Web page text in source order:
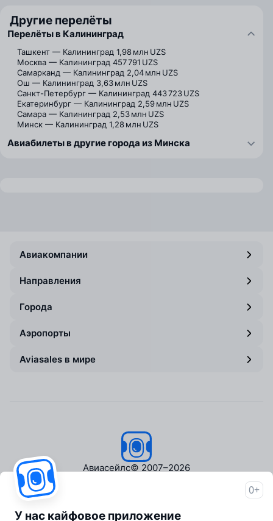
Другие перелёты
Перелёты в Калининград
Ташкент — Калининград 1,98 млн UZS
Москва — Калининград 457 791 UZS
Самарканд — Калининград 2,04 млн UZS
Ош — Калининград 3,63 млн UZS
Санкт-Петербург — Калининград 443 723 UZS
Екатеринбург — Калининград 2,59 млн UZS
Самара — Калининград 2,53 млн UZS
Минск — Калининград 1,28 млн UZS
Авиабилеты в другие города из Минска
Авиакомпании
Направления
Города
Аэропорты
Aviasales в мире
Авиасейлс© 2007–2026
Пресс‑центр
0+
У нас кайфовое приложение